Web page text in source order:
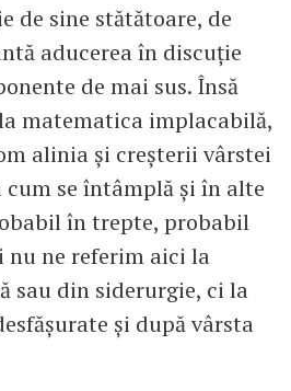
de sine stătătoare, de
aducerea în discuție
de mai sus. Însă
matematica implacabilă,
alinia și creșterii vârstei
cum se întâmplă și în alte
în trepte, probabil
ne referim aici la
sau din siderurgie, ci la
și după vârsta